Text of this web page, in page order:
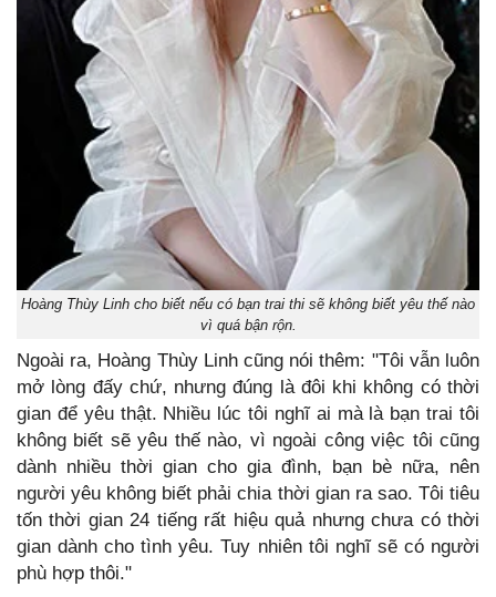
Hoàng Thùy Linh cho biết nếu có bạn trai thi sẽ không biết yêu thế nào
vì quá bận rộn.
Ngoài ra, Hoàng Thùy Linh cũng nói thêm: "Tôi vẫn luôn
mở lòng đấy chứ, nhưng đúng là đôi khi không có thời
gian để yêu thật. Nhiều lúc tôi nghĩ ai mà là bạn trai tôi
không biết sẽ yêu thế nào, vì ngoài công việc tôi cũng
dành nhiều thời gian cho gia đình, bạn bè nữa, nên
người yêu không biết phải chia thời gian ra sao. Tôi tiêu
tốn thời gian 24 tiếng rất hiệu quả nhưng chưa có thời
gian dành cho tình yêu. Tuy nhiên tôi nghĩ sẽ có người
phù hợp thôi."